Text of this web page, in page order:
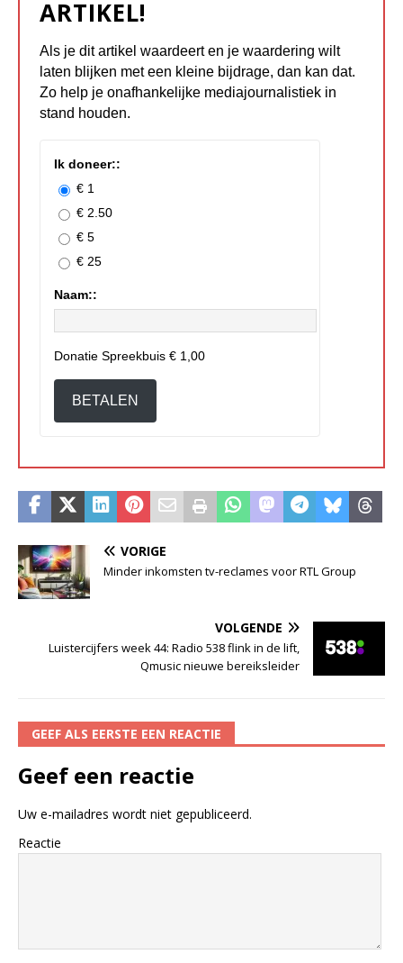
ARTIKEL!
Als je dit artikel waardeert en je waardering wilt
laten blijken met een kleine bijdrage, dan kan dat.
Zo help je onafhankelijke mediajournalistiek in
stand houden.
Ik doneer::
€ 1
€ 2.50
€ 5
€ 25
Naam::
Donatie Spreekbuis € 1,00
BETALEN
VORIGE
Minder inkomsten tv-reclames voor RTL Group
VOLGENDE
Luistercijfers week 44: Radio 538 flink in de lift,
Qmusic nieuwe bereiksleider
GEEF ALS EERSTE EEN REACTIE
Geef een reactie
Uw e-mailadres wordt niet gepubliceerd.
Reactie